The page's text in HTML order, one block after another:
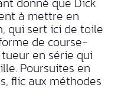
à mettre en
qui sert ici de toile
de course-
en série qui
Poursuites en
flic aux méthodes